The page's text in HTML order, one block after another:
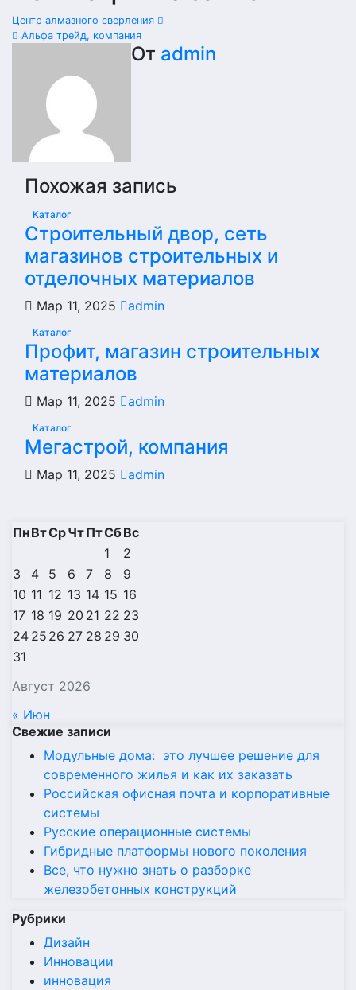
Центр алмазного сверления
Альфа трейд, компания
От admin
Похожая запись
Каталог
Строительный двор, сеть
магазинов строительных и
отделочных материалов
Мар 11, 2025 admin
Каталог
Профит, магазин строительных
материалов
Мар 11, 2025 admin
Каталог
Мегастрой, компания
Мар 11, 2025 admin
Август 2026
ПнВтСрЧтПтСбВс
1
2
3
4 5 6 7 8
9
10 11 12 13 14 15 16
17 18 19 20 21 22 23
24 25 26 27 28 29 30
31
« Июн
Свежие записи
Модульные дома: это лучшее решение для
современного жилья и как их заказать
Российская офисная почта и корпоративные
системы
Русские операционные системы
Гибридные платформы нового поколения
Все, что нужно знать о разборке
железобетонных конструкций
Рубрики
Дизайн
Инновации
инновация